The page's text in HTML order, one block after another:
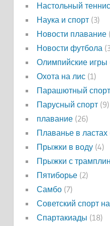
Настольный теннис
Наука и спорт(3)
Новости плавание
Новости футбола
Олимпийские игры
Охота на лис(1)
Парашютный спорт
Парусный спорт(9)
плавание(26)
Плаванье в ластах
Прыжки в воду(4)
Прыжки с
Пятиборье(2)
Самбо(7)
Советский спорт
Спартакиады (18)